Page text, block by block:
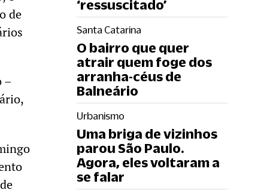
de
–
‘ressuscitado’
Santa Catarina
O bairro que quer
atrair quem foge dos
arranha-céus de
Balneário
Urbanismo
Uma briga de vizinhos
parou São Paulo.
Agora, eles voltaram a
se falar